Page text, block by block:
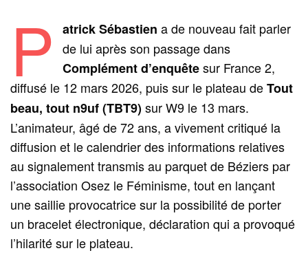
P atrick Sébastien a de nouveau fait parler
de lui après son passage dans
Complément d’enquêtesur France 2,
diffusé le 12 mars 2026, puis sur le plateau deTout
beau, tout n9uf (TBT9)sur W9 le 13 mars.
L’animateur, âgé de 72 ans, a vivement critiqué la
diffusion et le calendrier des informations relatives
au signalement transmis au parquet de Béziers par
l’association Osez le Féminisme, tout en lançant
une saillie provocatrice sur la possibilité de porter
un bracelet électronique, déclaration qui a provoqué
l’hilarité sur le plateau.